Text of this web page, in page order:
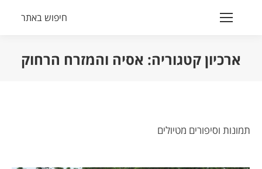
Search:
חיפוש באתר
ארכיון קטגוריה: אסיה והמזרח הרחוק
תמונות וסיפורים מטיולים